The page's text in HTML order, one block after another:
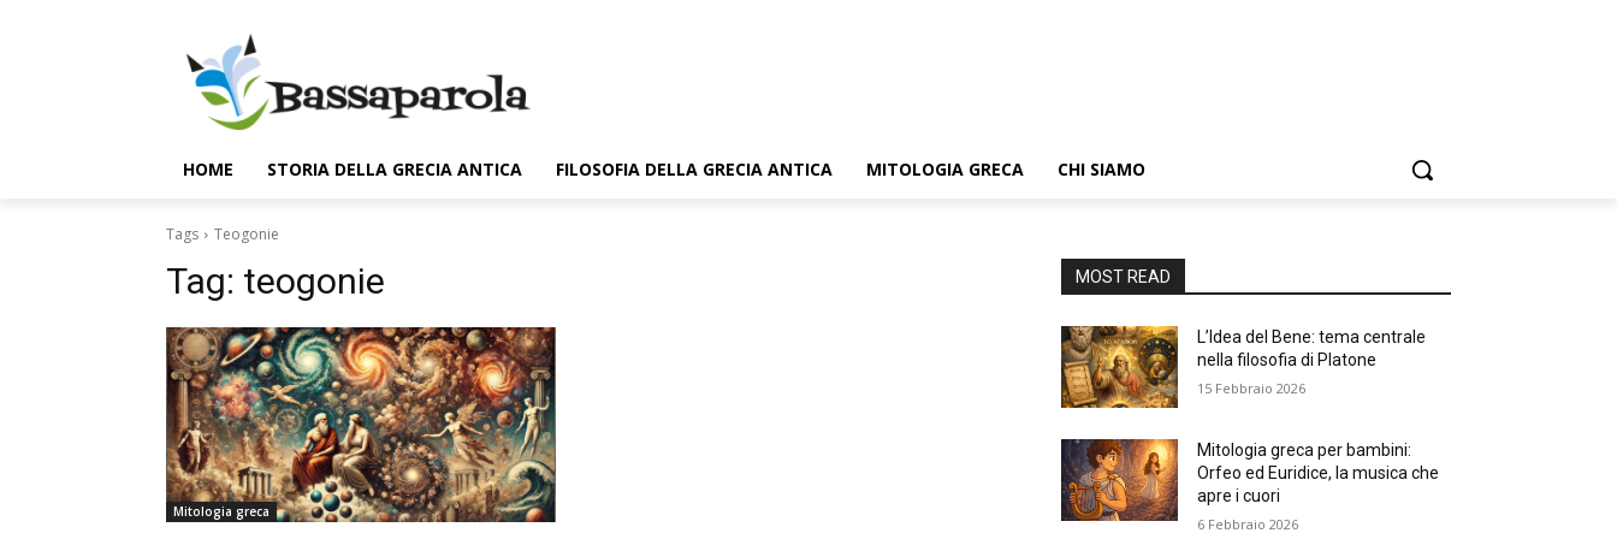
HOME STORIA DELLA GRECIA ANTICA FILOSOFIA DELLA GRECIA ANTICA MITOLOGIA GRECA CHI SIAMO
Tags Teogonie
Tag: teogonie
Mitologia greca
MOST READ
L’Idea del Bene: tema centrale
nella filosofia di Platone
15 Febbraio 2026
Mitologia greca per bambini:
Orfeo ed Euridice, la musica che
apre i cuori
6 Febbraio 2026